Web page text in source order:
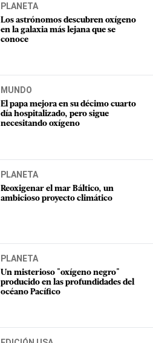
PLANETA
Los astrónomos descubren oxígeno
en la galaxia más lejana que se
conoce
MUNDO
El papa mejora en su décimo cuarto
día hospitalizado, pero sigue
necesitando oxígeno
PLANETA
Reoxigenar el mar Báltico, un
ambicioso proyecto climático
PLANETA
Un misterioso "oxígeno negro"
producido en las profundidades del
océano Pacífico